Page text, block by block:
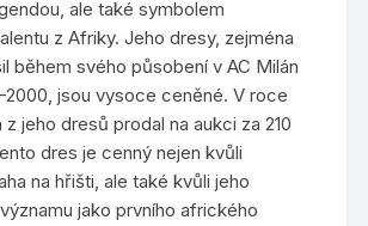
ale také symbolem
z Afriky. Jeho dresy, zejména
během svého působení v AC Milán
2000, jsou vysoce ceněné. V roce
z jeho dresů prodal na aukci za 210
dres je cenný nejen kvůli
na hřišti, ale také kvůli jeho
jako prvního afrického